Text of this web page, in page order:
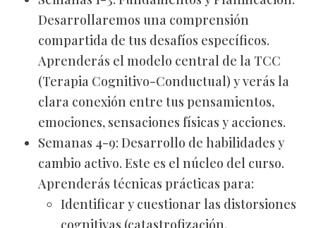
Desarrollaremos una comprensión
compartida de tus desafíos específicos.
Aprenderás el modelo central de la TCC
(Terapia Cognitivo-Conductual) y verás la
clara conexión entre tus pensamientos,
emociones, sensaciones físicas y acciones.
Semanas 4-9: Desarrollo de habilidades y
cambio activo. Este es el núcleo del curso.
Aprenderás técnicas prácticas para:
Identificar y cuestionar las distorsiones
cognitivas (catastrofización,